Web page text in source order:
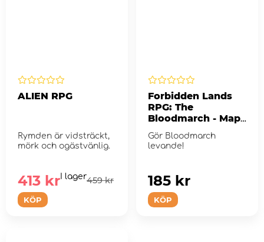
ALIEN RPG
Rymden är vidsträckt,
mörk och ogästvänlig.
KÖP
459 kr
413 kr I lager
Forbidden Lands
RPG: The
Bloodmarch - Map
Gör Bloodmarch
levande!
KÖP
185 kr